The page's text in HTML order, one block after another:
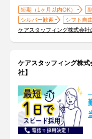
短期（1ヶ月以内OK）
シルバー歓迎
シフト自
ケアスタッフィング株式会社
ケアスタッフィング株
社】